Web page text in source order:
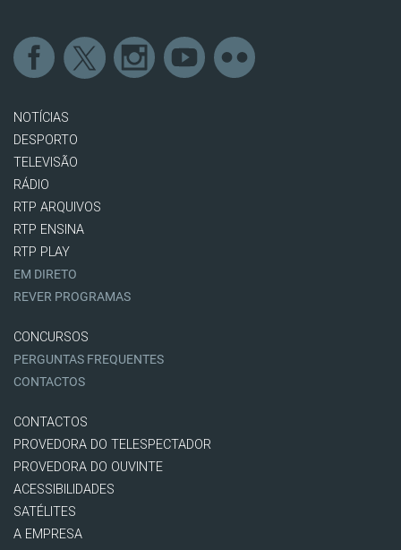
NOTÍCIAS
DESPORTO
TELEVISÃO
RÁDIO
RTP ARQUIVOS
RTP ENSINA
RTP PLAY
EM DIRETO
REVER PROGRAMAS
CONCURSOS
PERGUNTAS FREQUENTES
CONTACTOS
CONTACTOS
PROVEDORA DO TELESPECTADOR
PROVEDORA DO OUVINTE
ACESSIBILIDADES
SATÉLITES
A EMPRESA